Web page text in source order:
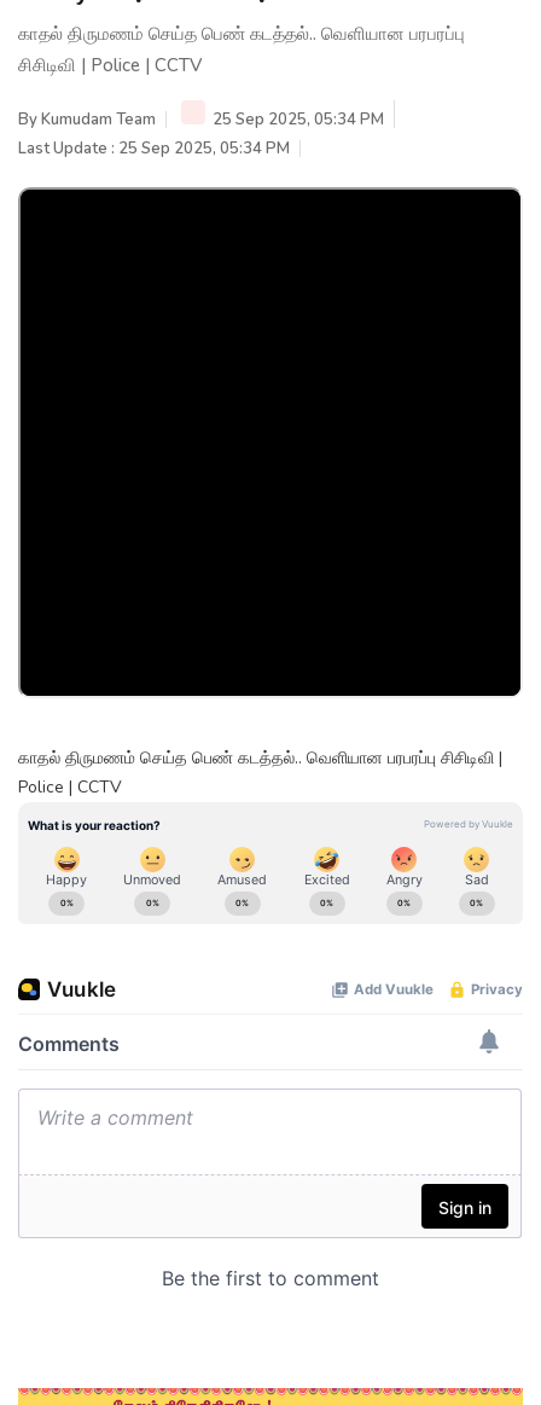
காதல் திருமணம் செய்த பெண் கடத்தல்.. வெளியான பரபரப்பு
சிசிடிவி | Police | CCTV
ByKumudam Team
25 Sep 2025, 05:34 PM
Last Update : 25 Sep 2025, 05:34 PM
காதல் திருமணம் செய்த பெண் கடத்தல்.. வெளியான பரபரப்பு சிசிடிவி |
Police | CCTV